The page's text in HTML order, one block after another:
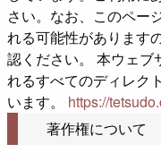
さい。なお、このペー
れる可能性があります
認ください。 本ウェブ
れるすべてのディレク
います。 https://
著作権について